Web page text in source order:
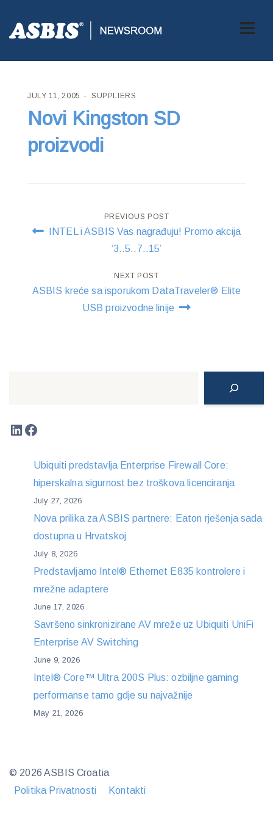
ASBIS CROATIA>SUPPLIERS> NOVI KINGSTON SD PROIZVODI
JULY 11, 2005 SUPPLIERS
Novi Kingston SD
proizvodi
Post
navigation
PREVIOUS POST
INTEL i ASBIS Vas nagrađuju! Promo akcija
‘3..5..7..15’
NEXT POST
ASBIS kreće sa isporukom DataTraveler® Elite
USB proizvodne linije
LinkedIn
Facebook
Ubiquiti predstavlja Enterprise Firewall Core:
hiperskalna sigurnost bez troškova licenciranja
July 27, 2026
Nova prilika za ASBIS partnere: Eaton rješenja sada
dostupna u Hrvatskoj
July 8, 2026
Predstavljamo Intel® Ethernet E835 kontrolere i
mrežne adaptere
June 17, 2026
Savršeno sinkronizirane AV mreže uz Ubiquiti UniFi
Enterprise AV Switching
June 9, 2026
Intel® Core™ Ultra 200S Plus: ozbiljne gaming
performanse tamo gdje su najvažnije
May 21, 2026
© 2026 ASBIS Croatia
Politika Privatnosti
Kontakti